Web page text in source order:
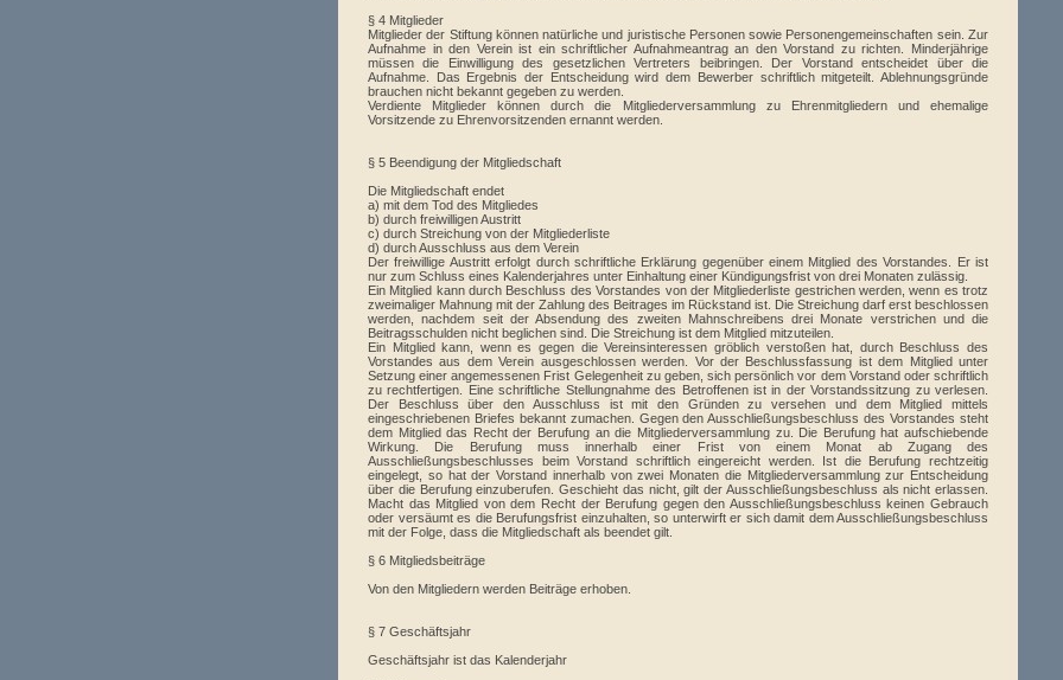
§ 4 Mitglieder
Mitglieder der Stiftung können natürliche und juristische Personen sowie Personengemeinschaften sein. Zur
Aufnahme in den Verein ist ein schriftlicher Aufnahmeantrag an den Vorstand zu richten. Minderjährige
müssen die Einwilligung des gesetzlichen Vertreters beibringen. Der Vorstand entscheidet über die
Aufnahme. Das Ergebnis der Entscheidung wird dem Bewerber schriftlich mitgeteilt. Ablehnungsgründe
brauchen nicht bekannt gegeben zu werden.
Verdiente Mitglieder können durch die Mitgliederversammlung zu Ehrenmitgliedern und ehemalige
Vorsitzende zu Ehrenvorsitzenden ernannt werden.
§ 5 Beendigung der Mitgliedschaft
Die Mitgliedschaft endet
a) mit dem Tod des Mitgliedes
b) durch freiwilligen Austritt
c) durch Streichung von der Mitgliederliste
d) durch Ausschluss aus dem Verein
Der freiwillige Austritt erfolgt durch schriftliche Erklärung gegenüber einem Mitglied des Vorstandes. Er ist
nur zum Schluss eines Kalenderjahres unter Einhaltung einer Kündigungsfrist von drei Monaten zulässig.
Ein Mitglied kann durch Beschluss des Vorstandes von der Mitgliederliste gestrichen werden, wenn es trotz
zweimaliger Mahnung mit der Zahlung des Beitrages im Rückstand ist. Die Streichung darf erst beschlossen
werden, nachdem seit der Absendung des zweiten Mahnschreibens drei Monate verstrichen und die
Beitragsschulden nicht beglichen sind. Die Streichung ist dem Mitglied mitzuteilen.
Ein Mitglied kann, wenn es gegen die Vereinsinteressen gröblich verstoßen hat, durch Beschluss des
Vorstandes aus dem Verein ausgeschlossen werden. Vor der Beschlussfassung ist dem Mitglied unter
Setzung einer angemessenen Frist Gelegenheit zu geben, sich persönlich vor dem Vorstand oder schriftlich
zu rechtfertigen. Eine schriftliche Stellungnahme des Betroffenen ist in der Vorstandssitzung zu verlesen.
Der Beschluss über den Ausschluss ist mit den Gründen zu versehen und dem Mitglied mittels
eingeschriebenen Briefes bekannt zumachen. Gegen den Ausschließungsbeschluss des Vorstandes steht
dem Mitglied das Recht der Berufung an die Mitgliederversammlung zu. Die Berufung hat aufschiebende
Wirkung. Die Berufung muss innerhalb einer Frist von einem Monat ab Zugang des
Ausschließungsbeschlusses beim Vorstand schriftlich eingereicht werden. Ist die Berufung rechtzeitig
eingelegt, so hat der Vorstand innerhalb von zwei Monaten die Mitgliederversammlung zur Entscheidung
über die Berufung einzuberufen. Geschieht das nicht, gilt der Ausschließungsbeschluss als nicht erlassen.
Macht das Mitglied von dem Recht der Berufung gegen den Ausschließungsbeschluss keinen Gebrauch
oder versäumt es die Berufungsfrist einzuhalten, so unterwirft er sich damit dem Ausschließungsbeschluss
mit der Folge, dass die Mitgliedschaft als beendet gilt.
§ 6 Mitgliedsbeiträge
Von den Mitgliedern werden Beiträge erhoben.
§ 7 Geschäftsjahr
Geschäftsjahr ist das Kalenderjahr